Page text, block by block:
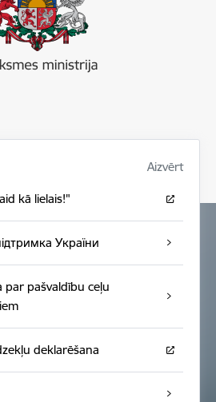
Aizvērt
kā lielais!"
України
par pašvaldību ceļu
deklarēšana